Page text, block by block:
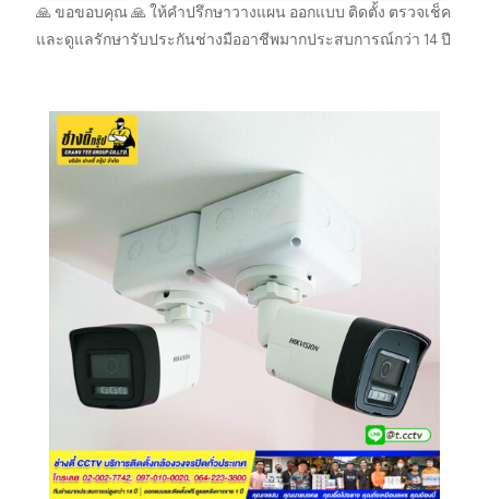
🙏 ขอขอบคุณ 🙏 ให้คำปรึกษาวางแผน ออกแบบ ติดตั้ง ตรวจเช็ค
และดูแลรักษารับประกันช่างมืออาชีพมากประสบการณ์กว่า 14 ปี